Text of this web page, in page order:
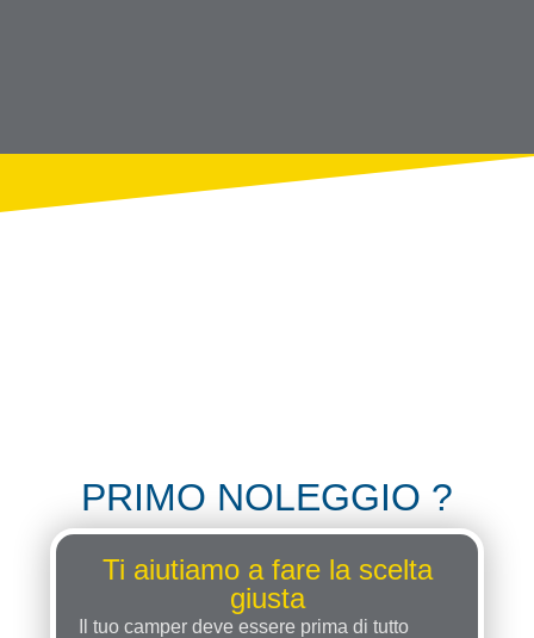
PRIMO NOLEGGIO ?
Ti aiutiamo a fare la scelta
giusta
Il tuo camper deve essere prima di tutto